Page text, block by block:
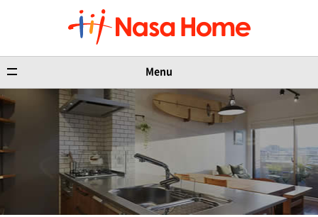
Menu